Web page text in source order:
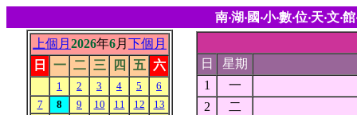
南‧湖‧國‧小‧數‧位‧天‧文‧
上個月 2026年6月 下個月
日
一 二 三 四 五 六
1 2 3 4 5
6
7
8 9 10 11 12
13
日
星期
1
一
2
二